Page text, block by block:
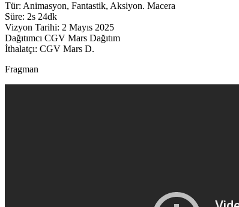
Tür: Animasyon, Fantastik, Aksiyon. Macera
Süre: 2s 24dk
Vizyon Tarihi: 2 Mayıs 2025
Dağıtımcı CGV Mars Dağıtım
İthalatçı: CGV Mars D.
Fragman